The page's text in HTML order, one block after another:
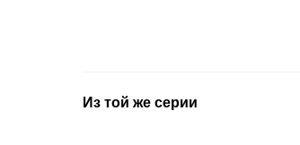
Из той же серии